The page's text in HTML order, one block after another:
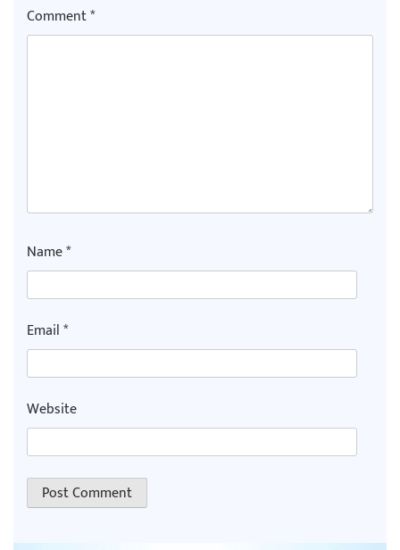
Comment*
Name*
Email*
Website